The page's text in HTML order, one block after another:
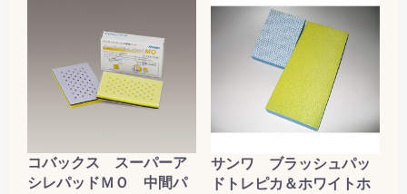
コバックス スーパーア
シレパッドＭＯ 中間パ
サンワ ブラッシュパッ
ドトレピカ＆ホワイトホ